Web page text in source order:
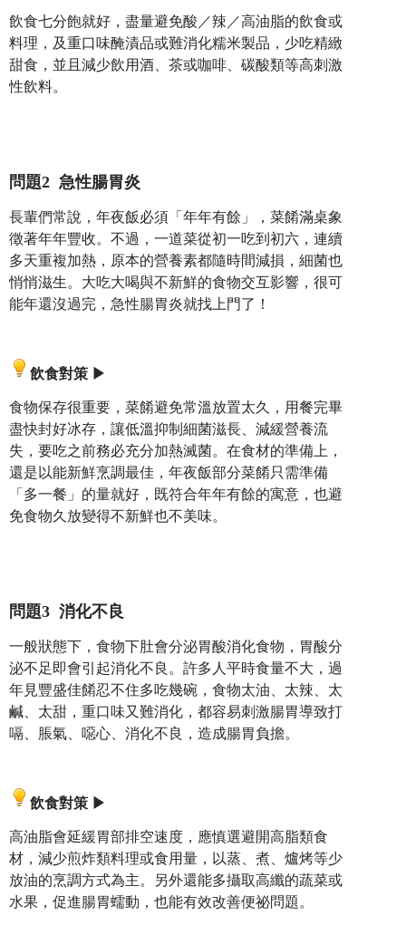
飲食七分飽就好，盡量避免酸／辣／高油脂的飲食或
料理，及重口味醃漬品或難消化糯米製品，少吃精緻
甜食，並且減少飲用酒、茶或咖啡、碳酸類等高刺激
性飲料。
問題2 急性腸胃炎
長輩們常說，年夜飯必須「年年有餘」，菜餚滿桌象
徵著年年豐收。不過，一道菜從初一吃到初六，連續
多天重複加熱，原本的營養素都隨時間減損，細菌也
悄悄滋生。大吃大喝與不新鮮的食物交互影響，很可
能年還沒過完，急性腸胃炎就找上門了！
飲食對策 ▶
食物保存很重要，菜餚避免常溫放置太久，用餐完畢
盡快封好冰存，讓低溫抑制細菌滋長、減緩營養流
失，要吃之前務必充分加熱滅菌。在食材的準備上，
還是以能新鮮烹調最佳，年夜飯部分菜餚只需準備
「多一餐」的量就好，既符合年年有餘的寓意，也避
免食物久放變得不新鮮也不美味。
問題3 消化不良
一般狀態下，食物下肚會分泌胃酸消化食物，胃酸分
泌不足即會引起消化不良。許多人平時食量不大，過
年見豐盛佳餚忍不住多吃幾碗，食物太油、太辣、太
鹹、太甜，重口味又難消化，都容易刺激腸胃導致打
嗝、脹氣、噁心、消化不良，造成腸胃負擔。
飲食對策 ▶
高油脂會延緩胃部排空速度，應慎選避開高脂類食
材，減少煎炸類料理或食用量，以蒸、煮、爐烤等少
放油的烹調方式為主。另外還能多攝取高纖的蔬菜或
水果，促進腸胃蠕動，也能有效改善便祕問題。